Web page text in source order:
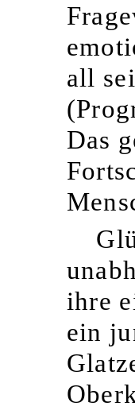
all
Das
ihre
ein